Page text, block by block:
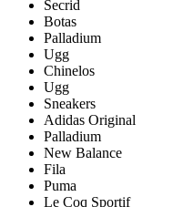
Secrid
Botas
Palladium
Ugg
Chinelos
Ugg
Sneakers
Adidas Original
Palladium
New Balance
Fila
Puma
Le Coq Sportif